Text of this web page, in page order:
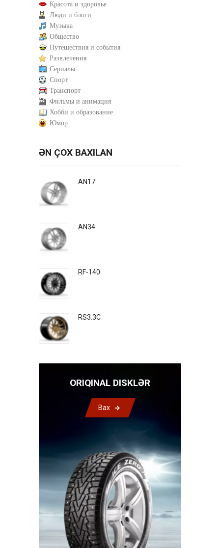
Красота и здоровье
Люди и блоги
Музыка
Общество
Путешествия и события
Развлечения
Сериалы
Спорт
Транспорт
Фильмы и анимация
Хобби и образование
Юмор
ƏN ÇOX BAXILAN
AN17
AN34
RF-140
RS3.3C
ORIQINAL DISKLƏR
Bax